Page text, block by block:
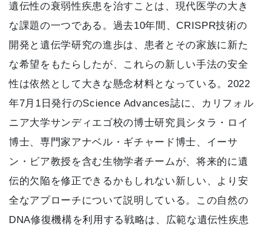
遺伝性の衰弱性疾患を治すことは、現代医学の大き
な課題の一つである。過去10年間、CRISPR技術の
開発と遺伝学研究の進歩は、患者とその家族に新た
な希望をもたらしたが、これらの新しい手法の安全
性は依然として大きな懸念材料となっている。2022
年7月1日発行のScience Advances誌に、カリフォル
ニア大学サンディエゴ校の博士研究員シタラ・ロイ
博士、専門家アナベル・ギチャード博士、イーサ
ン・ビア教授を含む生物学者チームが、将来的に遺
伝的欠陥を修正できるかもしれない新しい、より安
全なアプローチについて説明している。この自然の
DNA修復機構を利用する戦略は、広範な遺伝性疾患